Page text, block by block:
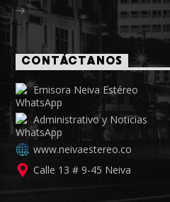
CONTÁCTANOS
Emisora Neiva Estéreo
Administrativo y Noticias
www.neivaestereo.co
Calle 13 # 9-45 Neiva